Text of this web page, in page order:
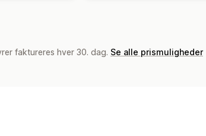
faktureres hver 30. dag. Se alle prismuligheder